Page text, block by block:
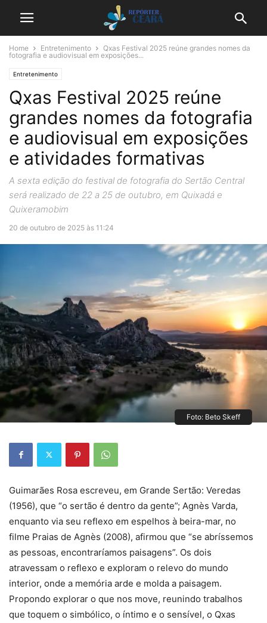
Home Entretenimento
Qxas Festival 2025 reúne grandes nomes da
fotografia e audiovisual em exposições...
Entretenimento
Qxas Festival 2025 reúne
grandes nomes da fotografia
e audiovisual em exposições
e atividades formativas
A sexta edição do festival de fotografia do Sertão Central
será realizado de 22 a 25 de outubro, em Quixadá e
Quixeramobim
20 de outubro de 2025 às 11:24
Foto: Beto Skeff
Guimarães Rosa escreveu, em Grande Sertão: Veredas
(1956), que “o sertão é dentro da gente”; Agnès Varda,
enquanto via seu reflexo em espelhos à beira-mar, no
filme Praias de Agnès (2008), afirmou que “se abríssemos
as pessoas, encontraríamos paisagens”. Os dois
atravessam o reflexo e exploram o relevo do mundo
interior, onde a memória arde e molda a paisagem.
Propondo explorar o que nos move, reunindo trabalhos
que toquem o simbólico, o íntimo e o sensível, o Qxas